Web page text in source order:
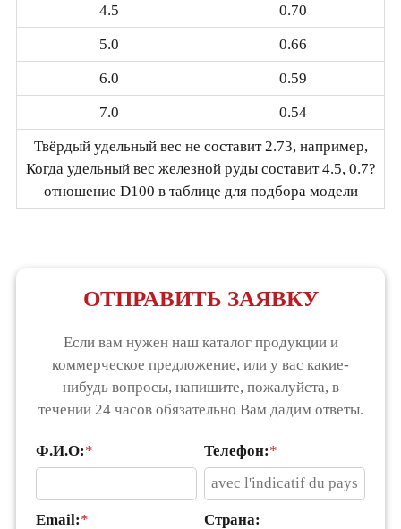
4.5
0.70
5.0
0.66
6.0
0.59
7.0
0.54
Твёрдый удельный вес не составит 2.73, например,
Когда удельный вес железной руды составит 4.5, 0.7?
отношение D100 в таблице для подбора модели
ОТПРАВИТЬ ЗАЯВКУ
Если вам нужен наш каталог продукции и
коммерческое предложение, или у вас какие-
нибудь вопросы, напишите, пожалуйста, в
течении 24 часов обязательно Вам дадим ответы.
Ф.И.О:* Телефон:*
Email:* Страна: